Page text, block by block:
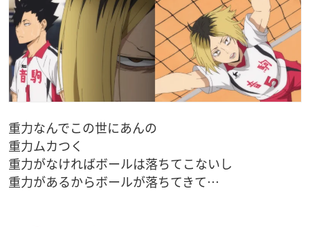
重力なんでこの世にあんの
重力ムカつく
重力がなければボールは落ちてこないし
重力があるからボールが落ちてきて…